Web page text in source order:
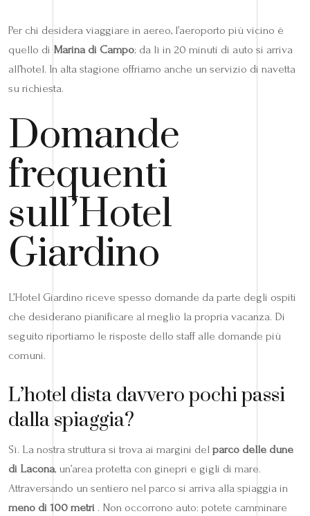
Per chi desidera viaggiare in aereo, l’aeroporto più vicino è
quello di Marina di Campo; da lì in 20 minuti di auto si arriva
all’hotel. In alta stagione offriamo anche un servizio di navetta
su richiesta.
Domande
frequenti
sull’Hotel
Giardino
L’Hotel Giardino riceve spesso domande da parte degli ospiti
che desiderano pianificare al meglio la propria vacanza. Di
seguito riportiamo le risposte dello staff alle domande più
comuni.
L’hotel dista davvero pochi passi
dalla spiaggia?
Sì. La nostra struttura si trova ai margini del parco delle dune
di Lacona, un’area protetta con ginepri e gigli di mare.
Attraversando un sentiero nel parco si arriva alla spiaggia in
meno di 100 metri . Non occorrono auto: potete camminare